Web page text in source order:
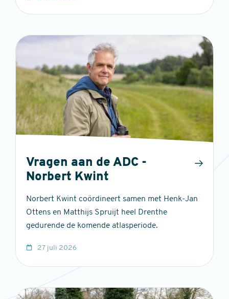
Vragen aan de ADC -
Norbert Kwint
Norbert Kwint coördineert samen met Henk-Jan
Ottens en Matthijs Spruijt heel Drenthe
gedurende de komende atlasperiode.
27 juli 2026